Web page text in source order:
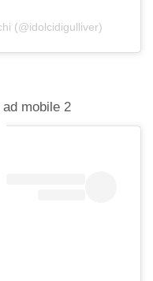
(@idolcidigulliver)